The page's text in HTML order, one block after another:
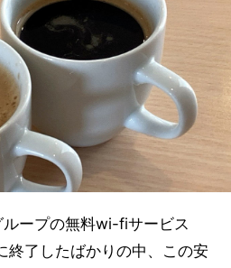
ープの無料wi-fiサービス
終了したばかりの中、この安